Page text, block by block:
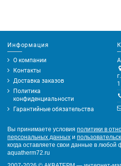
Информация
О компании
Контакты
Доставка заказов
Политика
конфиденциальности
Гарантийные обязательства
Вы принимаете условия политики в
персональных данных и
когда оставляете свои данные в любой
aquatherm72.ru